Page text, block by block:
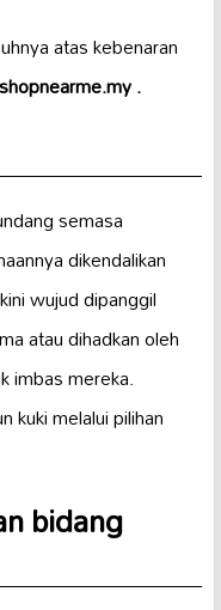
atas kebenaran
.
semasa
dikendalikan
wujud dipanggil
atau dihadkan oleh
imbas mereka.
kuki melalui pilihan
bidang